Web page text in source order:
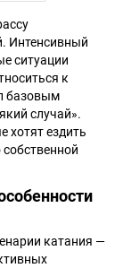
Интенсивный
ситуации
к
базовым
случай».
хотят ездить
катания —